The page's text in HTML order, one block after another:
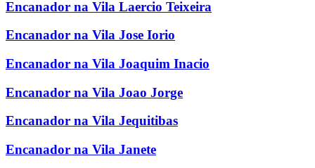
Encanador na Vila Laercio Teixeira
Encanador na Vila Jose Iorio
Encanador na Vila Joaquim Inacio
Encanador na Vila Joao Jorge
Encanador na Vila Jequitibas
Encanador na Vila Janete